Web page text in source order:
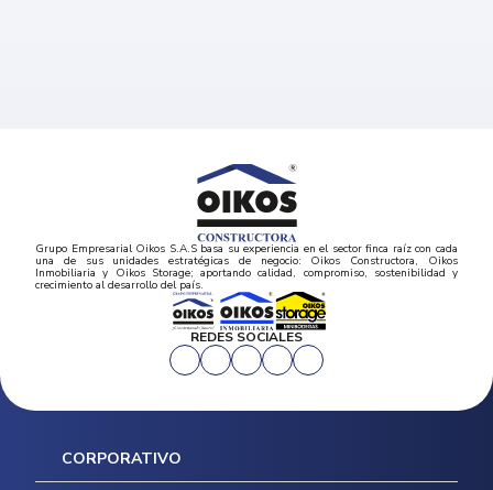
Grupo Empresarial Oikos S.A.S basa su experiencia en el sector finca raíz con cada
una de sus unidades estratégicas de negocio: Oikos Constructora, Oikos
Inmobiliaria y Oikos Storage; aportando calidad, compromiso, sostenibilidad y
crecimiento al desarrollo del país.
REDES SOCIALES
CORPORATIVO